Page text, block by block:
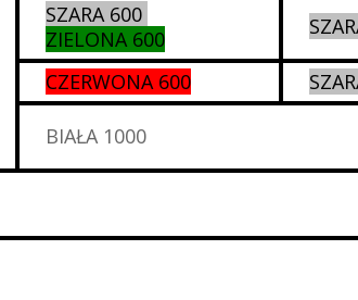
SZARA 600
ZIELONA 600
CZERWONA 600
BIAŁA 1000